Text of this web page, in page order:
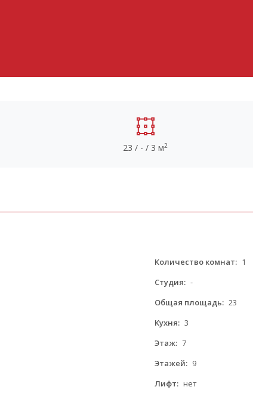
23 / - / 3 м2
Количество комнат: 1
Студия: -
Общая площадь: 23
Кухня: 3
Этаж: 7
Этажей: 9
Лифт: нет